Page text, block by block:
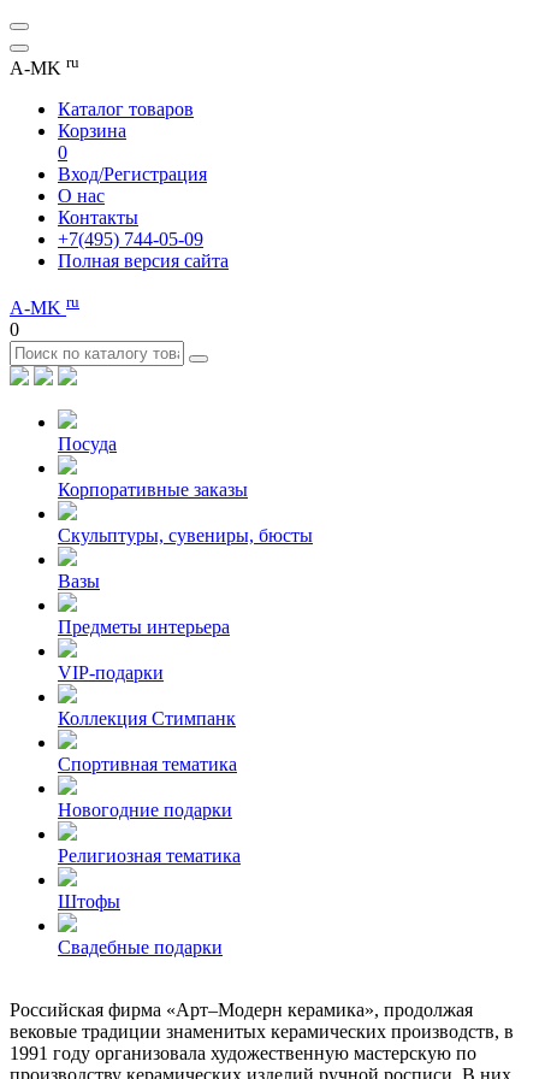
A-MK ru
Каталог товаров
Корзина
0
Вход/Регистрация
О нас
Контакты
+7(495) 744-05-09
Полная версия сайта
A-MK ru
0
Посуда
Корпоративные заказы
Скульптуры, сувениры, бюсты
Вазы
Предметы интерьера
VIP-подарки
Коллекция Стимпанк
Спортивная тематика
Новогодние подарки
Религиозная тематика
Штофы
Свадебные подарки
Российская фирма «Арт–Модерн керамика», продолжая
вековые традиции знаменитых керамических производств, в
1991 году организовала художественную мастерскую по
производству керамических изделий ручной росписи. В них